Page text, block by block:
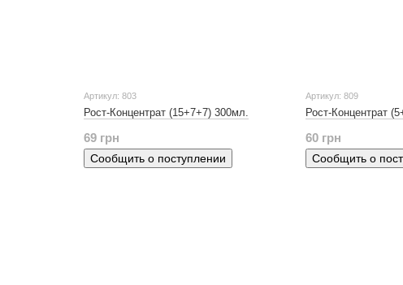
Артикул: 803
Рост-Концентрат (15+7+7) 300мл.
69 грн
Сообщить о поступлении
Артикул: 809
Рост-Концентрат
60 грн
Сообщить о